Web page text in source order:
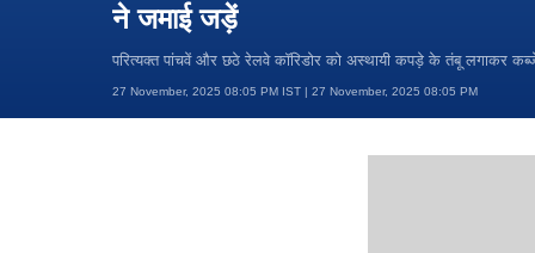
ने जमाई जड़ें
परित्यक्त पांचवें और छठे रेलवे कॉरिडोर को अस्थायी कपड़े के तंबू लगाकर
27 November, 2025 08:05 PM IST | 27 November, 2025 08:05 PM